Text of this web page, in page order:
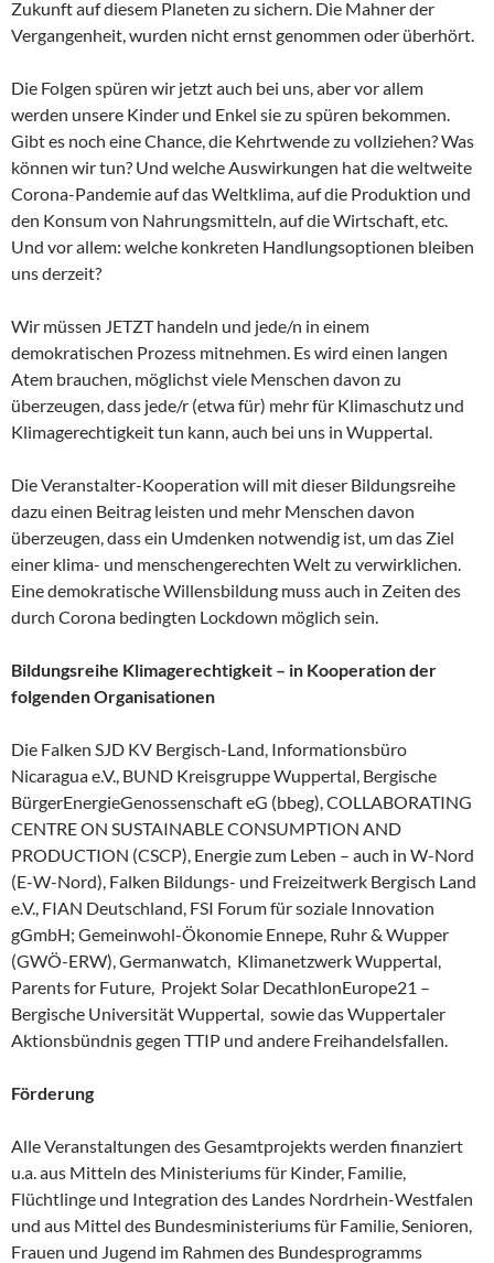
Zukunft auf diesem Planeten zu sichern. Die Mahner der
Vergangenheit, wurden nicht ernst genommen oder überhört.
Die Folgen spüren wir jetzt auch bei uns, aber vor allem
werden unsere Kinder und Enkel sie zu spüren bekommen.
Gibt es noch eine Chance, die Kehrtwende zu vollziehen? Was
können wir tun? Und welche Auswirkungen hat die weltweite
Corona-Pandemie auf das Weltklima, auf die Produktion und
den Konsum von Nahrungsmitteln, auf die Wirtschaft, etc.
Und vor allem: welche konkreten Handlungsoptionen bleiben
uns derzeit?
Wir müssen JETZT handeln und jede/n in einem
demokratischen Prozess mitnehmen. Es wird einen langen
Atem brauchen, möglichst viele Menschen davon zu
überzeugen, dass jede/r (etwa für) mehr für Klimaschutz und
Klimagerechtigkeit tun kann, auch bei uns in Wuppertal.
Die Veranstalter-Kooperation will mit dieser Bildungsreihe
dazu einen Beitrag leisten und mehr Menschen davon
überzeugen, dass ein Umdenken notwendig ist, um das Ziel
einer klima- und menschengerechten Welt zu verwirklichen.
Eine demokratische Willensbildung muss auch in Zeiten des
durch Corona bedingten Lockdown möglich sein.
Bildungsreihe Klimagerechtigkeit – in Kooperation der
folgenden Organisationen
Die Falken SJD KV Bergisch-Land, Informationsbüro
Nicaragua e.V., BUND Kreisgruppe Wuppertal, Bergische
BürgerEnergieGenossenschaft eG (bbeg), COLLABORATING
CENTRE ON SUSTAINABLE CONSUMPTION AND
PRODUCTION (CSCP), Energie zum Leben – auch in W-Nord
(E-W-Nord), Falken Bildungs- und Freizeitwerk Bergisch Land
e.V., FIAN Deutschland, FSI Forum für soziale Innovation
gGmbH; Gemeinwohl-Ökonomie Ennepe, Ruhr & Wupper
(GWÖ-ERW), Germanwatch, Klimanetzwerk Wuppertal,
Parents for Future, Projekt Solar DecathlonEurope21 –
Bergische Universität Wuppertal, sowie das Wuppertaler
Aktionsbündnis gegen TTIP und andere Freihandelsfallen.
Förderung
Alle Veranstaltungen des Gesamtprojekts werden finanziert
u.a. aus Mitteln des Ministeriums für Kinder, Familie,
Flüchtlinge und Integration des Landes Nordrhein-Westfalen
und aus Mittel des Bundesministeriums für Familie, Senioren,
Frauen und Jugend im Rahmen des Bundesprogramms